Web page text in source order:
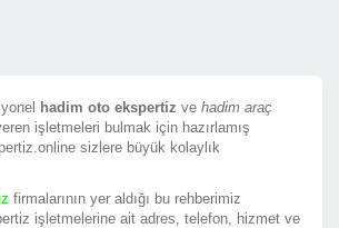
hadim oto ekspertiz ve hadim araç
işletmeleri bulmak için hazırlamış
sizlere büyük kolaylık
firmalarının yer aldığı bu rehberimiz
işletmelerine ait adres, telefon, hizmet ve